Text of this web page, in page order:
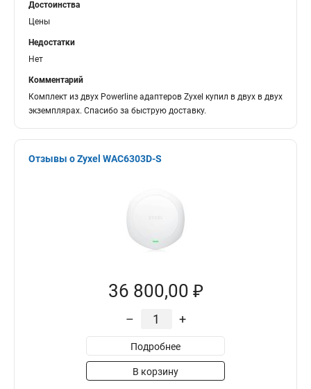
Достоинства
Цены
Недостатки
Нет
Комментарий
Комплект из двух Powerline адаптеров Zyxel купил в двух в двух
экземплярах. Спасибо за быструю доставку.
Отзывы о Zyxel WAC6303D-S
36 800,00 ₽
– +
Подробнее
В корзину